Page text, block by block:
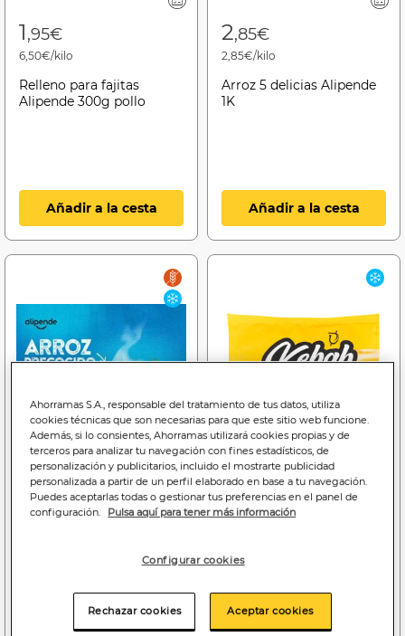
1,95€
6,50€/kilo
Relleno para fajitas
Alipende 300g pollo
Añadir a la cesta
2,85€
2,85€/kilo
Arroz 5 delicias Alipende
1K
Añadir a la cesta
precocido
3
Ahorramas S.A., responsable del tratamiento de tus datos, utiliza
cookies técnicas que son necesarias para que este sitio web funcione.
Además, si lo consientes, Ahorramas utilizará cookies propias y de
terceros para analizar tu navegación con fines estadísticos, de
personalización y publicitarios, incluido el mostrarte publicidad
personalizada a partir de un perfil elaborado en base a tu navegación.
Puedes aceptarlas todas o gestionar tus preferencias en el panel de
configuración.
Pulsa aquí para tener más información
Configurar cookies
Rechazar cookies Aceptar cookies